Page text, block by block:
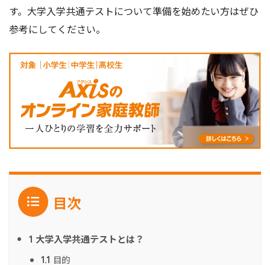
す。大学入学共通テストについて準備を始めたい方はぜひ
参考にしてください。
目次
1 大学入学共通テストとは？
1.1 目的